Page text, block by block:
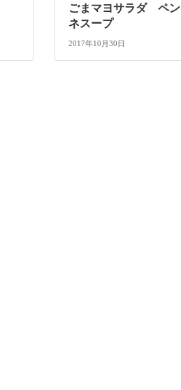
ごまマヨサラダ ペン
ネスープ
2017年10月30日